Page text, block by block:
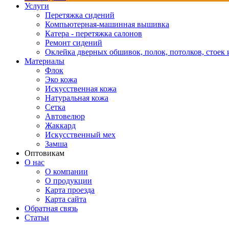
Услуги
Перетяжка сидений
Компьютерная-машинная вышивка
Катера - перетяжка салонов
Ремонт сидений
Оклейка дверных обшивок, полок, потолков, стоек
Материалы
Флок
Эко кожа
Искусственная кожа
Натуральная кожа
Сетка
Автовелюр
Жаккард
Искусственный мех
Замша
Оптовикам
О нас
О компании
О продукции
Карта проезда
Карта сайта
Обратная связь
Статьи